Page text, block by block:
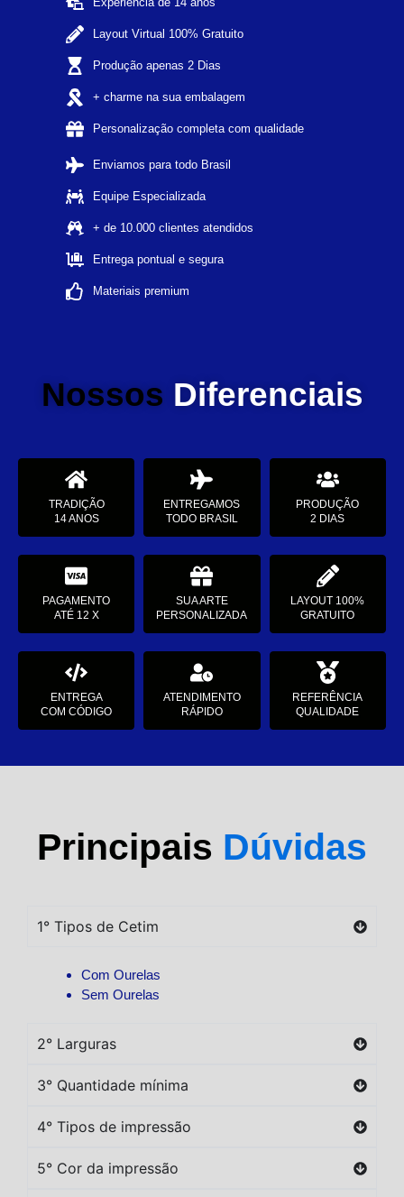
Layout Virtual 100% Gratuito
Produção apenas 2 Dias
+ charme na sua embalagem
Personalização completa com qualidade
Enviamos para todo Brasil
Equipe Especializada
+ de 10.000 clientes atendidos
Entrega pontual e segura
Materiais premium
Nossos Diferenciais
TRADIÇÃO
14 ANOS
ENTREGAMOS
TODO BRASIL
PRODUÇÃO
2 DIAS
PAGAMENTO
ATÉ 12 X
SUA ARTE
PERSONALIZADA
LAYOUT 100%
GRATUITO
ENTREGA
COM CÓDIGO
ATENDIMENTO
RÁPIDO
REFERÊNCIA
QUALIDADE
Principais Dúvidas
1° Tipos de Cetim
Com Ourelas
Sem Ourelas
2° Larguras
3° Quantidade mínima
4° Tipos de impressão
5° Cor da impressão